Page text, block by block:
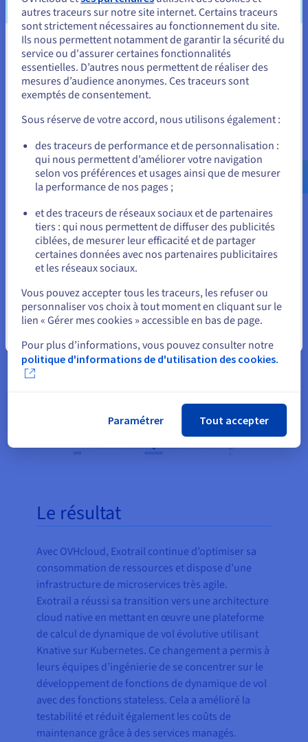
de lignes que nous hébergeons dans Managed
Kubernetes Service, car cette solution est rapide et
rentable, mais à un moment donné, nous
aimerions envisager un entrepôt de données géré
si le prix est raisonnable. »
Par conséquent, Exotrail a étendu sa pile
d'infrastructure avec OVHcloud pour inclure :
Hosted Private Cloud managé
(VMware/ESXi) ;
Managed Kubernetes Service(Kubernetes,
OpenStack) ;
Managed Container Registry(Harbor) ;
Bases de données managées(PostgreSQL,
MongoDB) ;
Object Storage(S3, swift) ;
Logs Data Platform
Le résultat
Avec OVHcloud, Exotrail continue d’optimiser sa
consommation de ressources et dispose d’une
infrastructure de microservices très agile.
Exotrail a réussi sa transition vers une architecture
cloud native en mettant en œuvre une plateforme
de calcul de dynamique de vol évolutive utilisant
Knative sur Kubernetes. Ce changement a permis à
leurs équipes d’ingénierie de se concentrer sur le
développement de fonctions de dynamique de vol
avec des fonctions stateless. Cela a amélioré la
testabilité et réduit également les coûts de
maintenance grâce à des services managés.
Vous semblez être localisé en États-
Unis.
Pour commander, rendez-vous sur le site de votre pays (États-
Allez sur le site États-Unis
us.ovhcloud.com/
Anglais USD - $
ou
Rester sur le site actuel
Sélectionner un autre site web
autres traceurs sur notre site internet. Certains traceurs
sont strictement nécessaires au fonctionnement du site.
Ils nous permettent notamment de garantir la sécurité du
service ou d'assurer certaines fonctionnalités
essentielles. D’autres nous permettent de réaliser des
mesures d’audience anonymes. Ces traceurs sont
exemptés de consentement.
Sous réserve de votre accord, nous utilisons également :
des traceurs de performance et de personnalisation :
qui nous permettent d’améliorer votre navigation
selon vos préférences et usages ainsi que de mesurer
la performance de nos pages ;
et des traceurs de réseaux sociaux et de partenaires
tiers : qui nous permettent de diffuser des publicités
ciblées, de mesurer leur efficacité et de partager
certaines données avec nos partenaires publicitaires
et les réseaux sociaux.
Vous pouvez accepter tous les traceurs, les refuser ou
personnaliser vos choix à tout moment en cliquant sur le
lien « Gérer mes cookies » accessible en bas de page.
Pour plus d’informations, vous pouvez consulter notre
politique d'informations de d'utilisation des cookies.
Paramétrer Tout accepter